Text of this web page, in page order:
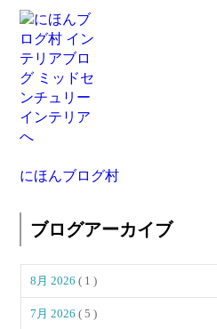
にほんブログ村
ブログアーカイブ
8月 2026( 1 )
7月 2026( 5 )